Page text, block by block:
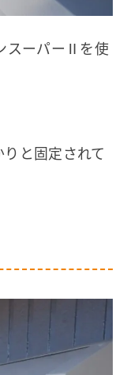
スーパーⅡを使
と固定されて